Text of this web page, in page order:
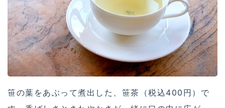
笹の葉をあぶって煮出した、笹茶（税込400円）で